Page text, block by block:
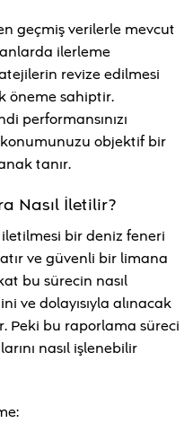
geçmiş verilerle mevcut
ilerleme
revize edilmesi
öneme sahiptir.
performansınızı
konumunuzu objektif bir
tanır.
Nasıl İletilir?
iletilmesi bir deniz feneri
ve güvenli bir limana
bu sürecin nasıl
ve dolayısıyla alınacak
Peki bu raporlama süreci
nasıl işlenebilir